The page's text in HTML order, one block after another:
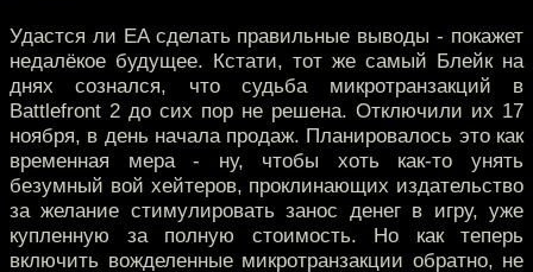
Удастся ли EA сделать правильные выводы - покажет
недалёкое будущее. Кстати, тот же самый Блейк на
днях сознался, что судьба микротранзакций в
Battlefront 2 до сих пор не решена. Отключили их 17
ноября, в день начала продаж. Планировалось это как
временная мера - ну, чтобы хоть как-то унять
безумный вой хейтеров, проклинающих издательство
за желание стимулировать занос денег в игру, уже
купленную за полную стоимость. Но как теперь
включить вожделенные микротранзакции обратно, не